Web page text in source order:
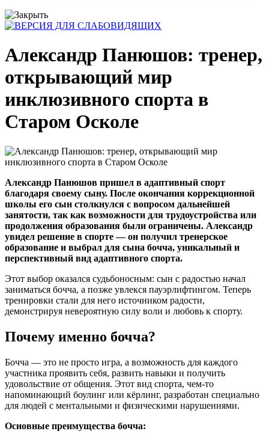
Александр Панюшов: тренер,
открывающий мир
инклюзивного спорта в
Старом Осколе
Александр Панюшов пришел в адаптивный спорт
благодаря своему сыну. После окончания коррекционной
школы его сын столкнулся с вопросом дальнейшей
занятости, так как возможности для трудоустройства или
продолжения образования были ограничены. Александр
увидел решение в спорте — он получил тренерское
образование и выбрал для сына бочча, уникальный и
перспективный вид адаптивного спорта.
Этот выбор оказался судьбоносным: сын с радостью начал
заниматься бочча, а позже увлекся пауэрлифтингом. Теперь
тренировки стали для него источником радости,
демонстрируя невероятную силу воли и любовь к спорту.
Почему именно бочча?
Бочча — это не просто игра, а возможность для каждого
участника проявить себя, развить навыки и получить
удовольствие от общения. Этот вид спорта, чем-то
напоминающий боулинг или кёрлинг, разработан специально
для людей с ментальными и физическими нарушениями.
Основные преимущества бочча: